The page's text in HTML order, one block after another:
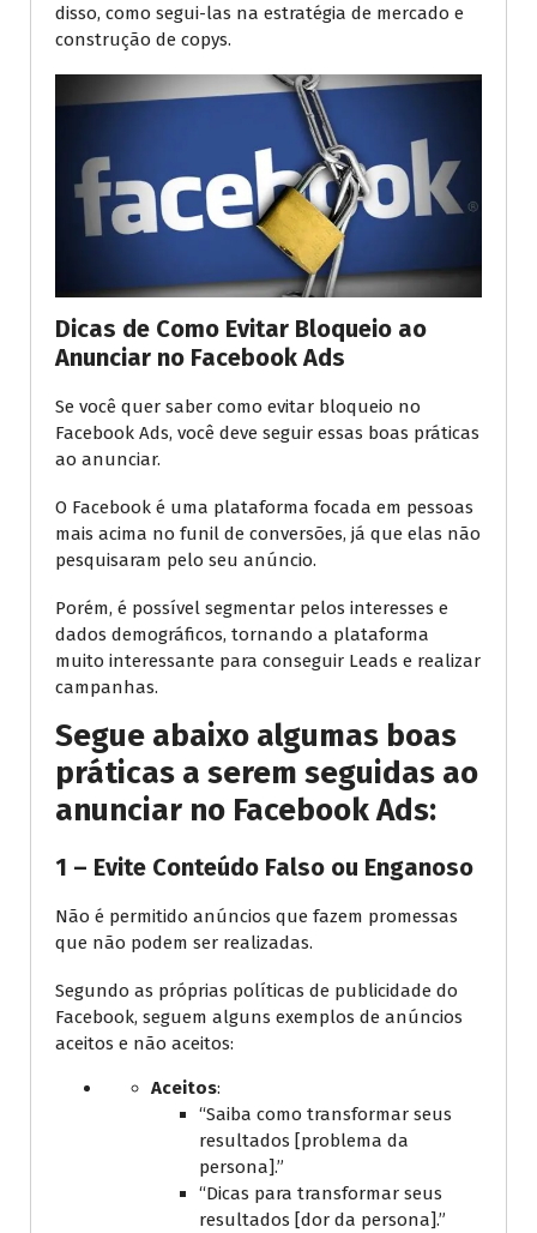
disso, como segui-las na estratégia de mercado e
construção de copys.
Dicas de Como Evitar Bloqueio ao
Anunciar no Facebook Ads
Se você quer saber como evitar bloqueio no
Facebook Ads, você deve seguir essas boas práticas
ao anunciar.
O Facebook é uma plataforma focada em pessoas
mais acima no funil de conversões, já que elas não
pesquisaram pelo seu anúncio.
Porém, é possível segmentar pelos interesses e
dados demográficos, tornando a plataforma
muito interessante para conseguir Leads e realizar
campanhas.
Segue abaixo algumas boas
práticas a serem seguidas ao
anunciar no Facebook Ads:
1 – Evite Conteúdo Falso ou Enganoso
Não é permitido anúncios que fazem promessas
que não podem ser realizadas.
Segundo as próprias políticas de publicidade do
Facebook, seguem alguns exemplos de anúncios
aceitos e não aceitos:
Aceitos:
“Saiba como transformar seus
resultados [problema da
persona].”
“Dicas para transformar seus
resultados [dor da persona].”